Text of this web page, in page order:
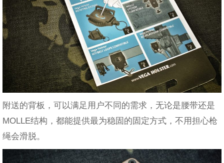
附送的背板，可以满足用户不同的需求，无论是腰带还是
MOLLE结构，都能提供最为稳固的固定方式，不用担心枪
绳会滑脱。